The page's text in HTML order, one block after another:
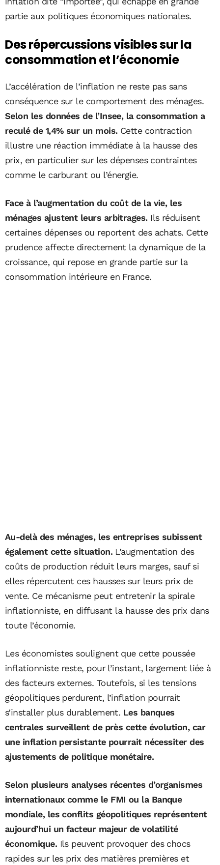
partie aux politiques économiques nationales.
Des répercussions visibles sur la
consommation et l’économie
L’accélération de l’inflation ne reste pas sans
conséquence sur le comportement des ménages.
Selon les données de l’Insee, la consommation a
reculé de 1,4% sur un mois. Cette contraction
illustre une réaction immédiate à la hausse des
prix, en particulier sur les dépenses contraintes
comme le carburant ou l’énergie.
Face à l’augmentation du coût de la vie, les
ménages ajustent leurs arbitrages. Ils réduisent
certaines dépenses ou reportent des achats. Cette
prudence affecte directement la dynamique de la
croissance, qui repose en grande partie sur la
consommation intérieure en France.
Au-delà des ménages, les entreprises subissent
également cette situation.L’augmentation des
coûts de production réduit leurs marges, sauf si
elles répercutent ces hausses sur leurs prix de
vente. Ce mécanisme peut entretenir la spirale
inflationniste, en diffusant la hausse des prix dans
toute l’économie.
Les économistes soulignent que cette poussée
inflationniste reste, pour l’instant, largement liée à
des facteurs externes. Toutefois, si les tensions
géopolitiques perdurent, l’inflation pourrait
s’installer plus durablement. Les banques
centrales surveillent de près cette évolution, car
une inflation persistante pourrait nécessiter des
ajustements de politique monétaire.
Selon plusieurs analyses récentes d’organismes
internationaux comme le FMI ou la Banque
mondiale, les conflits géopolitiques représentent
aujourd’hui un facteur majeur de volatilité
économique. Ils peuvent provoquer des chocs
rapides sur les prix des matières premières et